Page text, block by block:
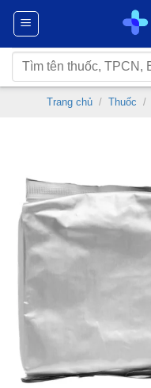
Chuyển
nội
dung
Tìm
kiếm:
Trang chủ / Thuốc /